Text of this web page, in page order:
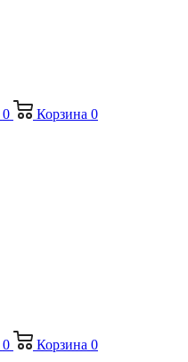
0 Корзина 0
0 Корзина 0